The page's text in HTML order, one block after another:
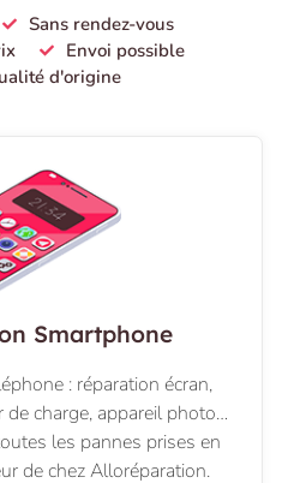
Sans rendez-vous
Envoi possible
d'origine
Smartphone
: réparation écran,
de charge, appareil photo…
les pannes prises en
de chez Alloréparation.